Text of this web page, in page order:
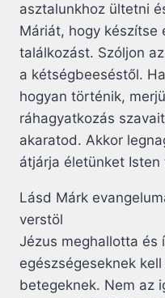
asztalunkhoz ültetni
Máriát, hogy készítse
találkozást. Szóljon
a kétségbeeséstől.
hogyan történik,
ráhagyatkozás
akaratod. Akkor
átjárja életünket Isten
Lásd Márk
verstöl
Jézus meghallotta és
egészségeseknek
betegeknek. Nem az